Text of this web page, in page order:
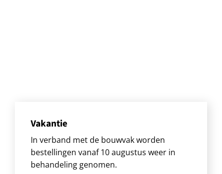
Vakantie
In verband met de bouwvak worden
bestellingen vanaf 10 augustus weer in
behandeling genomen.